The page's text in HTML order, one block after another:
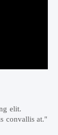
elit.
convallis at."